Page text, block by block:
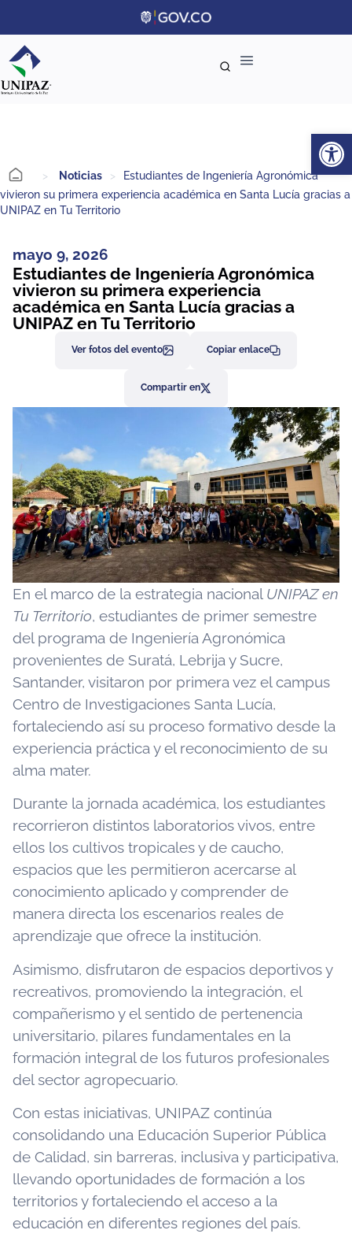
> Noticias >
Estudiantes de Ingeniería Agronómica
vivieron su primera experiencia académica en Santa Lucía gracias a
UNIPAZ en Tu Territorio
mayo 9, 2026
Estudiantes de Ingeniería Agronómica
vivieron su primera experiencia
académica en Santa Lucía gracias a
UNIPAZ en Tu Territorio
Ver fotos del evento Copiar enlace
Compartir en
En el marco de la estrategia nacional UNIPAZ en
Tu Territorio, estudiantes de primer semestre
del programa de Ingeniería Agronómica
provenientes de Suratá, Lebrija y Sucre,
Santander, visitaron por primera vez el campus
Centro de Investigaciones Santa Lucía,
fortaleciendo así su proceso formativo desde la
experiencia práctica y el reconocimiento de su
alma mater.
Durante la jornada académica, los estudiantes
recorrieron distintos laboratorios vivos, entre
ellos los cultivos tropicales y de caucho,
espacios que les permitieron acercarse al
conocimiento aplicado y comprender de
manera directa los escenarios reales de
aprendizaje que ofrece la institución.
Asimismo, disfrutaron de espacios deportivos y
recreativos, promoviendo la integración, el
compañerismo y el sentido de pertenencia
universitario, pilares fundamentales en la
formación integral de los futuros profesionales
del sector agropecuario.
Con estas iniciativas, UNIPAZ continúa
consolidando una Educación Superior Pública
de Calidad, sin barreras, inclusiva y participativa,
llevando oportunidades de formación a los
territorios y fortaleciendo el acceso a la
educación en diferentes regiones del país.